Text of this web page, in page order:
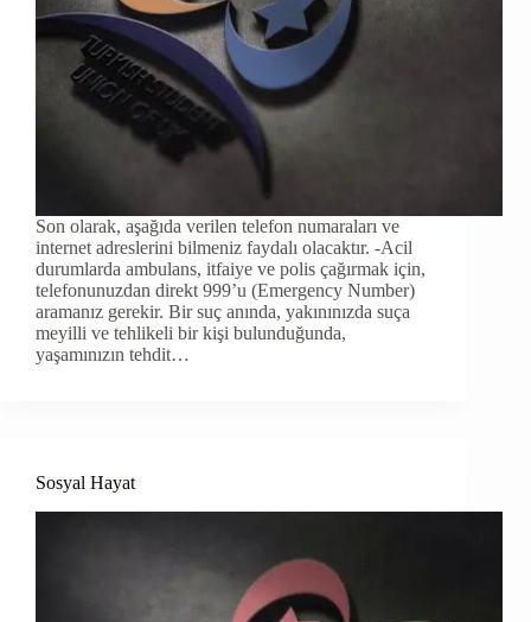
Son olarak, aşağıda verilen telefon numaraları ve
internet adreslerini bilmeniz faydalı olacaktır. -Acil
durumlarda ambulans, itfaiye ve polis çağırmak için,
telefonunuzdan direkt 999’u (Emergency Number)
aramanız gerekir. Bir suç anında, yakınınızda suça
meyilli ve tehlikeli bir kişi bulunduğunda,
yaşamınızın tehdit…
Sosyal Hayat